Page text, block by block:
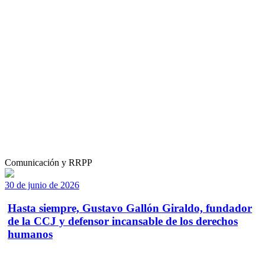
Comunicación y RRPP
30 de junio de 2026
Hasta siempre, Gustavo Gallón Giraldo, fundador
de la CCJ y defensor incansable de los derechos
humanos